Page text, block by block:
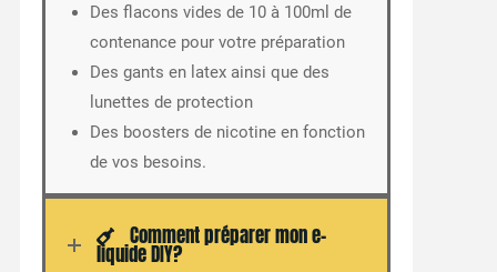
Des flacons vides de 10 à 100ml de
contenance pour votre préparation
Des gants en latex ainsi que des
lunettes de protection
Des boosters de nicotine en fonction
de vos besoins.
Comment préparer mon e-
liquide DIY?